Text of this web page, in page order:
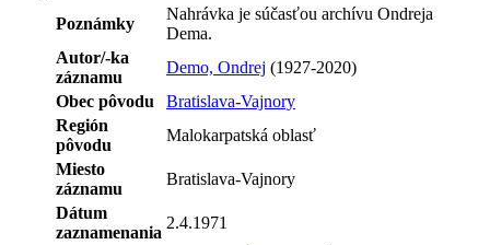
Poznámky
Nahrávka je súčasťou archívu Ondreja
Dema.
Autor/-ka
záznamu
Demo, Ondrej (1927-2020)
Obec pôvodu
Bratislava-Vajnory
Región
pôvodu
Malokarpatská oblasť
Miesto
záznamu
Bratislava-Vajnory
Dátum
zaznamenania
2.4.1971